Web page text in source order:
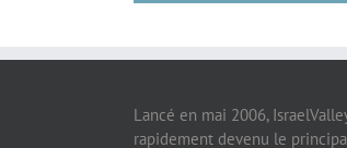
Lancé en mai 2006,
rapidement devenu le